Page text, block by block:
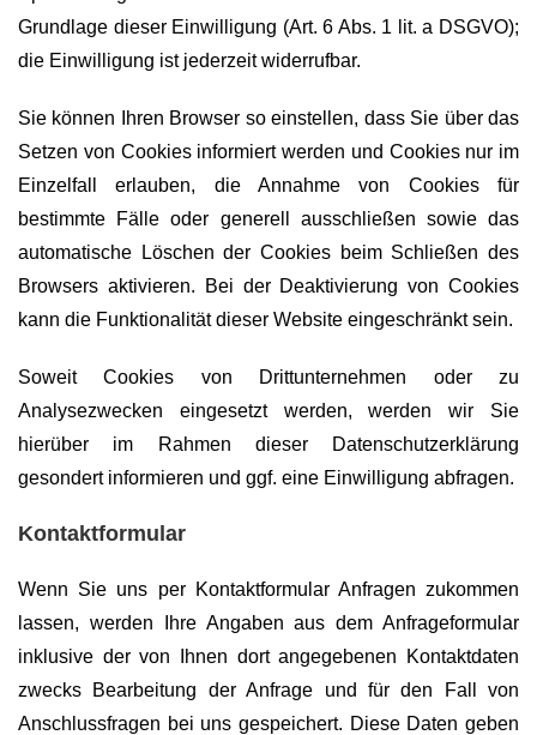
Grundlage dieser Einwilligung (Art. 6 Abs. 1 lit. a DSGVO);
die Einwilligung ist jederzeit widerrufbar.
Sie können Ihren Browser so einstellen, dass Sie über das
Setzen von Cookies informiert werden und Cookies nur im
Einzelfall erlauben, die Annahme von Cookies für
bestimmte Fälle oder generell ausschließen sowie das
automatische Löschen der Cookies beim Schließen des
Browsers aktivieren. Bei der Deaktivierung von Cookies
kann die Funktionalität dieser Website eingeschränkt sein.
Soweit Cookies von Drittunternehmen oder zu
Analysezwecken eingesetzt werden, werden wir Sie
hierüber im Rahmen dieser Datenschutzerklärung
gesondert informieren und ggf. eine Einwilligung abfragen.
Kontaktformular
Wenn Sie uns per Kontaktformular Anfragen zukommen
lassen, werden Ihre Angaben aus dem Anfrageformular
inklusive der von Ihnen dort angegebenen Kontaktdaten
zwecks Bearbeitung der Anfrage und für den Fall von
Anschlussfragen bei uns gespeichert. Diese Daten geben